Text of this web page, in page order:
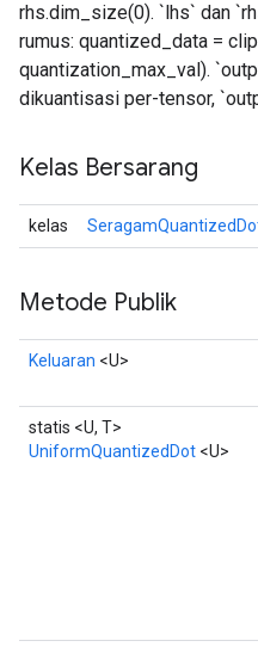
rhs.dim_size(0). `lhs` dan
rumus: quantized_data =
quantization_max_val).
dikuantisasi per-tensor,
Kelas Bersarang
kelas
Metode Publik
Keluaran <U>
statis <U, T>
UniformQuantizedDot <U>